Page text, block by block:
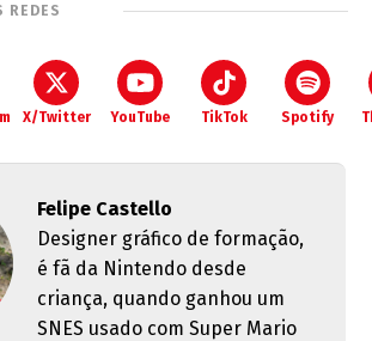
REDES
X/Twitter YouTube TikTok Spotify
Felipe Castello
Designer gráfico de formação,
é fã da Nintendo desde
criança, quando ganhou um
SNES usado com Super Mario